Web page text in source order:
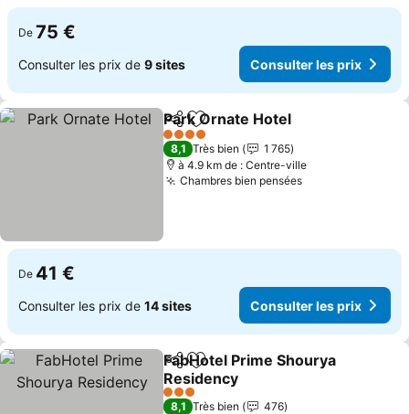
De 75 €
Consulter les prix de 9 sites Consulter les prix
PartagerAjouter à mes favoris
Park Ornate Hotel
4 Étoiles
8,1 Très bien
1 765
à 4.9 km de : Centre-ville
Chambres bien penséesConsulter les
De 41 €
Consulter les prix de 14 sites Consulter les prix
PartagerAjouter à mes favoris
FabHotel Prime Shourya
Residency
Consulter les prix
3 Étoiles
8,1 Très bien
476